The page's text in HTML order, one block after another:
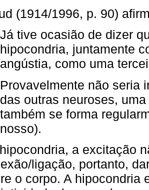
(1914/1996, p. 90)
Já tive ocasião de dizer
hipocondria, juntamente
angústia, como uma
Provavelmente não seria
das outras neuroses,
também se forma
nosso).
a excitação
ligação, portanto,
o corpo. A hipocondria